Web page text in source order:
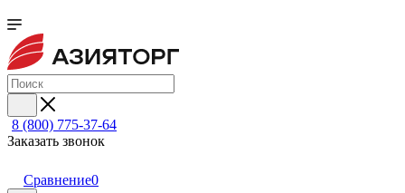
8 (800) 775-37-64
Заказать звонок
Сравнение0